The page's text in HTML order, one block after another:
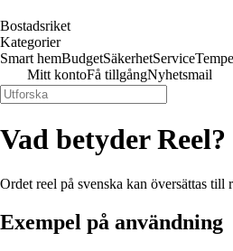
Bostadsriket
Kategorier
Smart hemBudgetSäkerhetService
Mitt kontoFå tillgångNyhetsmail
Vad betyder Reel?
Ordet reel på svenska kan översättas
Exempel på användning